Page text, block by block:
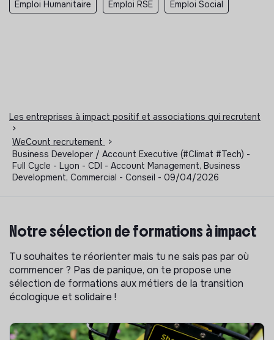
Emploi Humanitaire Emploi RSE Emploi Social
Les entreprises à impact positif et associations qui recrutent
>
WeCount recrutement
>
Business Developer / Account Executive (#Climat #Tech) -
Full Cycle - Lyon - CDI - Account Management, Business
Development, Commercial - Conseil - 09/04/2026
Notre sélection de formations à impact
Tu souhaites te réorienter mais tu ne sais pas par où
commencer ? Pas de panique, on te propose une
sélection de formations aux métiers de la transition
écologique et solidaire !